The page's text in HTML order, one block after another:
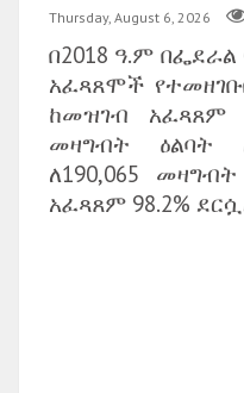
Thursday, August 6, 2026
በ2018 ዓ.ም
አፈጻጸሞች
ከመዝገብ አፈጻጸም
መዛግብት ዕልባት
ለ190,065
አፈጻጸም 98.2%